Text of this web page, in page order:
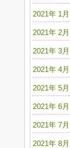
2021年 1月
2021年 2月
2021年 3月
2021年 4月
2021年 5月
2021年 6月
2021年 7月
2021年 8月